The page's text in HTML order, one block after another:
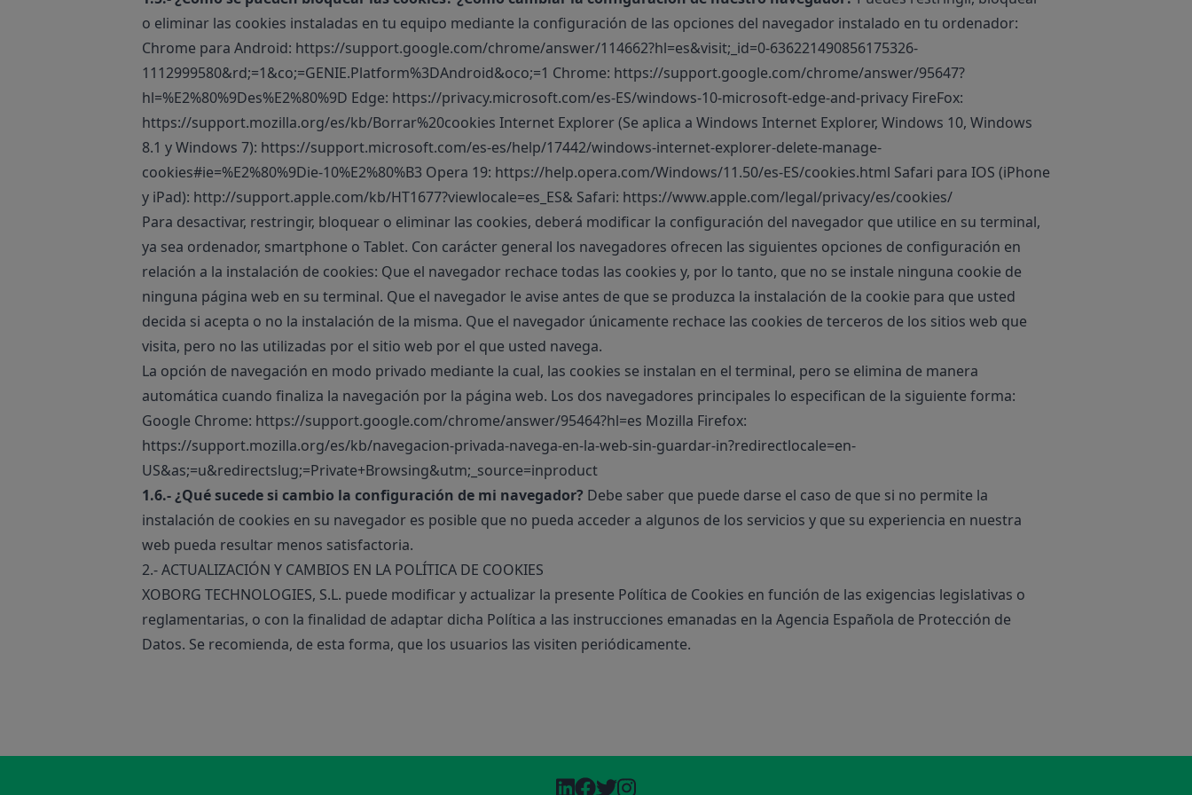
o eliminar las cookies instaladas en tu equipo mediante la configuración de las opciones del navegador instalado en tu ordenador:
Chrome para Android: https://support.google.com/chrome/answer/114662?hl=es&visit;_id=0-636221490856175326-
1112999580&rd;=1&co;=GENIE.Platform%3DAndroid&oco;=1 Chrome: https://support.google.com/chrome/answer/95647?
hl=%E2%80%9Des%E2%80%9D Edge: https://privacy.microsoft.com/es-ES/windows-10-microsoft-edge-and-privacy FireFox:
https://support.mozilla.org/es/kb/Borrar%20cookies Internet Explorer (Se aplica a Windows Internet Explorer, Windows 10, Windows
8.1 y Windows 7): https://support.microsoft.com/es-es/help/17442/windows-internet-explorer-delete-manage-
cookies#ie=%E2%80%9Die-10%E2%80%B3 Opera 19: https://help.opera.com/Windows/11.50/es-ES/cookies.html Safari para IOS (iPhone
y iPad): http://support.apple.com/kb/HT1677?viewlocale=es_ES& Safari: https://www.apple.com/legal/privacy/es/cookies/
Para desactivar, restringir, bloquear o eliminar las cookies, deberá modificar la configuración del navegador que utilice en su terminal,
ya sea ordenador, smartphone o Tablet. Con carácter general los navegadores ofrecen las siguientes opciones de configuración en
relación a la instalación de cookies: Que el navegador rechace todas las cookies y, por lo tanto, que no se instale ninguna cookie de
ninguna página web en su terminal. Que el navegador le avise antes de que se produzca la instalación de la cookie para que usted
decida si acepta o no la instalación de la misma. Que el navegador únicamente rechace las cookies de terceros de los sitios web que
visita, pero no las utilizadas por el sitio web por el que usted navega.
La opción de navegación en modo privado mediante la cual, las cookies se instalan en el terminal, pero se elimina de manera
automática cuando finaliza la navegación por la página web. Los dos navegadores principales lo especifican de la siguiente forma:
Google Chrome: https://support.google.com/chrome/answer/95464?hl=es Mozilla Firefox:
https://support.mozilla.org/es/kb/navegacion-privada-navega-en-la-web-sin-guardar-in?redirectlocale=en-
US&as;=u&redirectslug;=Private+Browsing&utm;_source=inproduct
1.6.- ¿Qué sucede si cambio la configuración de mi navegador? Debe saber que puede darse el caso de que si no permite la
instalación de cookies en su navegador es posible que no pueda acceder a algunos de los servicios y que su experiencia en nuestra
web pueda resultar menos satisfactoria.
2.- ACTUALIZACIÓN Y CAMBIOS EN LA POLÍTICA DE COOKIES
XOBORG TECHNOLOGIES, S.L. puede modificar y actualizar la presente Política de Cookies en función de las exigencias legislativas o
reglamentarias, o con la finalidad de adaptar dicha Política a las instrucciones emanadas en la Agencia Española de Protección de
Datos. Se recomienda, de esta forma, que los usuarios las visiten periódicamente.